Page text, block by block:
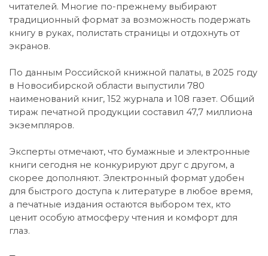
читателей. Многие по-прежнему выбирают
традиционный формат за возможность подержать
книгу в руках, полистать страницы и отдохнуть от
экранов.
По данным Российской книжной палаты, в 2025 году
в Новосибирской области выпустили 780
наименований книг, 152 журнала и 108 газет. Общий
тираж печатной продукции составил 47,7 миллиона
экземпляров.
Эксперты отмечают, что бумажные и электронные
книги сегодня не конкурируют друг с другом, а
скорее дополняют. Электронный формат удобен
для быстрого доступа к литературе в любое время,
а печатные издания остаются выбором тех, кто
ценит особую атмосферу чтения и комфорт для
глаз.